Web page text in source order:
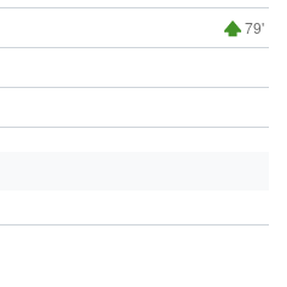
79'